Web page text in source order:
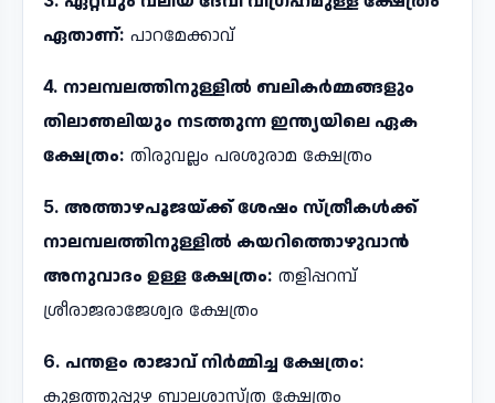
ഏതാണ്: പാറമേക്കാവ്
4. നാലമ്പലത്തിനുള്ളിൽ ബലികർമ്മങ്ങളും
തിലാഞലിയും നടത്തുന്ന ഇന്ത്യയിലെ ഏക
ക്ഷേത്രം: തിരുവല്ലം പരശുരാമ ക്ഷേത്രം
5. അത്താഴപൂജയ്ക്ക് ശേഷം സ്ത്രീകൾക്ക്
നാലമ്പലത്തിനുള്ളിൽ കയറിത്തൊഴുവാൻ
അനുവാദം ഉള്ള ക്ഷേത്രം: തളിപ്പറമ്പ്
ശ്രീരാജരാജേശ്വര ക്ഷേത്രം
6. പന്തളം രാജാവ് നിർമ്മിച്ച ക്ഷേത്രം:
കുളത്തുപ്പുഴ ബാലശാസ്ത്ര ക്ഷേത്രം